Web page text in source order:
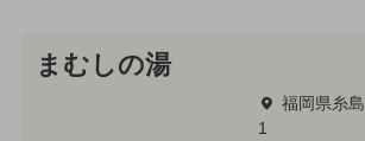
まむしの湯
福岡県糸
1